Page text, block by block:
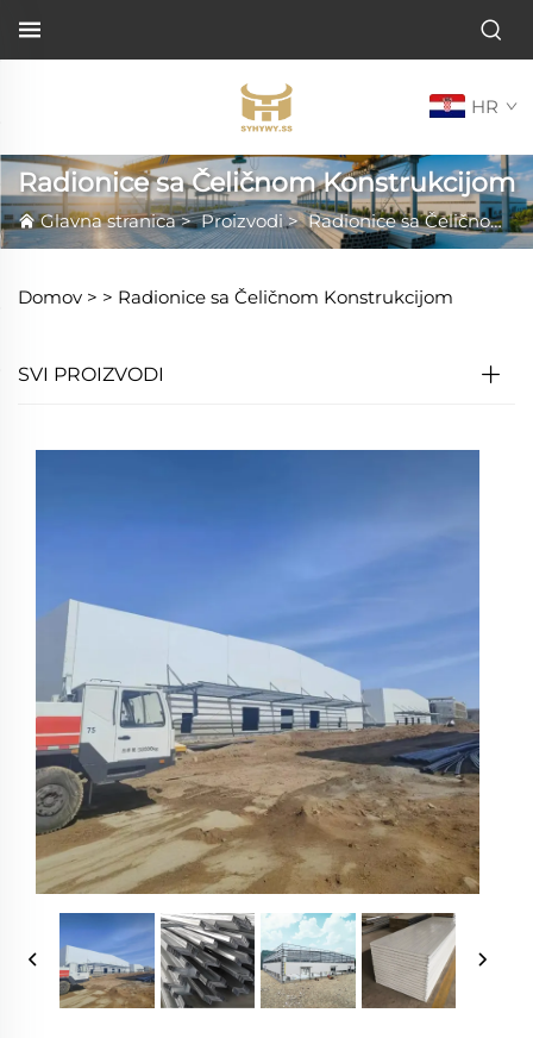
HR
Radionice sa Čeličnom Konstrukcijom
Glavna stranica>Proizvodi>Radionice sa Čeličnom Konstrukcijom
Domov > > Radionice sa Čeličnom Konstrukcijom
SVI PROIZVODI